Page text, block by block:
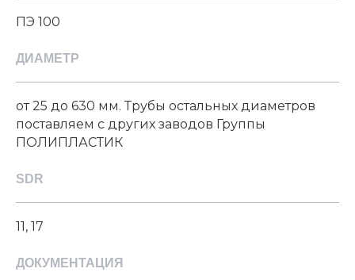
ПЭ 100
ДИАМЕТР
от 25 до 630 мм. Трубы остальных диаметров
поставляем с других заводов Группы
ПОЛИПЛАСТИК
SDR
11, 17
ДОКУМЕНТАЦИЯ